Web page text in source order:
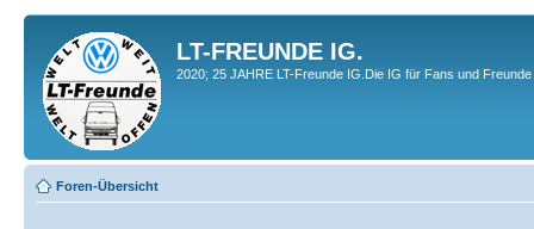
LT-FREUNDE IG.
2020; 25 JAHRE LT-Freunde IG.Die IG für Fans und
Foren-Übersicht